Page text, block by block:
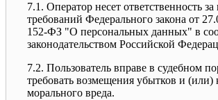
7.1. Оператор несет ответственность
требований Федерального закона от
152-ФЗ "О персональных данных" в
законодательством Российской
7.2. Пользователь вправе в судебном
требовать возмещения убытков и (или)
морального вреда.